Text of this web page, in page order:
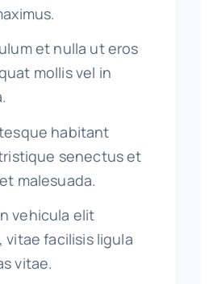
et nulla ut eros
mollis vel in
habitant
senectus et
malesuada.
vehicula elit
vitae facilisis ligula
vitae.